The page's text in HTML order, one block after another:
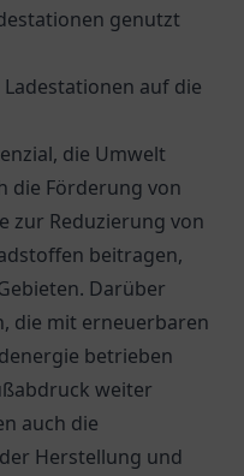
genutzt
auf die
die Umwelt
die Förderung von
zur Reduzierung von
beitragen,
Darüber
die mit erneuerbaren
betrieben
weiter
auch die
Herstellung und